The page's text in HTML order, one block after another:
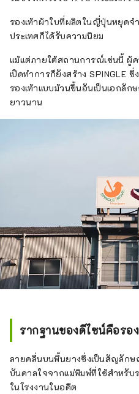
รองเท้าผ้าใบที่ผลิตในญี่ปุ่นหยุดจ
ประเทศก็ได้รับความนิยม
แม้แต่ภายใต้สถานการณ์เช่นนี้ ผู้
เปิดทำการก็ยังสร้าง SPINGLE
รองเท้าแบบม้วนขึ้นอันเป็นเอกลั
ยาวนาน
รากฐานของดีไซน์คือรอ
ลายคลื่นบนพื้นยางซึ่งเป็นสัญลักษ
บันดาลใจจากแม่พิมพ์ที่ใช้สำหรับ
ในโรงงานในอดีต